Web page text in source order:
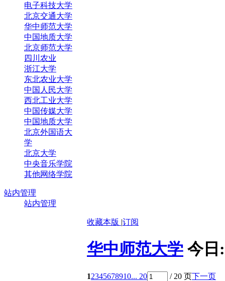
电子科技大学
北京交通大学
华中师范大学
中国地质大学
北京师范大学
四川农业
浙江大学
东北农业大学
中国人民大学
西北工业大学
中国传媒大学
中国地质大学
北京外国语大
学
北京大学
中央音乐学院
其他网络学院
站内管理
站内管理
收藏本版 |订阅
华中师范大学 今
12345678910... 20 / 20 页下一页